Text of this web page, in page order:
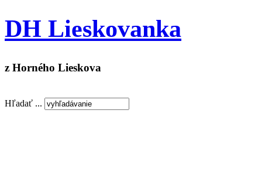
DH Lieskovanka
z Horného Lieskova
Hľadať ...